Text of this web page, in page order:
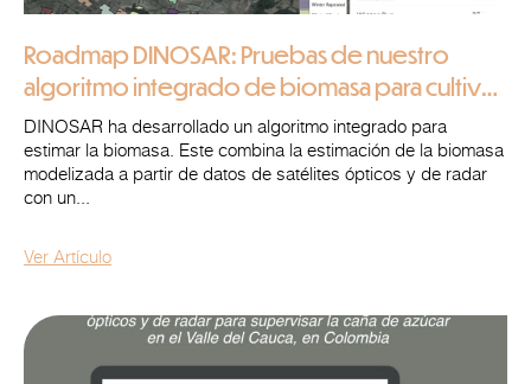
Roadmap DINOSAR: Pruebas de nuestro
algoritmo integrado de biomasa para cultivos
clave en el centro de Ucrania
DINOSAR ha desarrollado un algoritmo integrado para
estimar la biomasa. Este combina la estimación de la biomasa
modelizada a partir de datos de satélites ópticos y de radar
con un...
Ver Artículo